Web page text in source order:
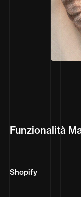
Funzionalità
Shopify